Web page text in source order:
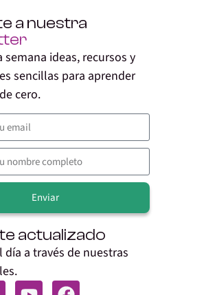
a nuestra
semana ideas, recursos y
sencillas para aprender
cero.
Enviar
actualizado
día a través de nuestras